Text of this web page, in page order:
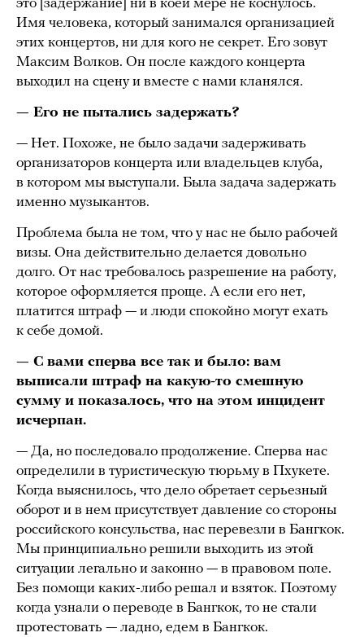
это [задержание] ни в коей мере не коснулось.
Имя человека, который занимался организацией
этих концертов, ни для кого не секрет. Его зовут
Максим Волков. Он после каждого концерта
выходил на сцену и вместе с нами кланялся.
— Его не пытались задержать?
— Нет. Похоже, не было задачи задерживать
организаторов концерта или владельцев клуба,
в котором мы выступали. Была задача задержать
именно музыкантов.
Проблема была не том, что у нас не было рабочей
визы. Она действительно делается довольно
долго. От нас требовалось разрешение на работу,
которое оформляется проще. А если его нет,
платится штраф — и люди спокойно могут ехать
к себе домой.
— С вами сперва все так и было: вам
выписали штраф на какую-то смешную
сумму и показалось, что на этом инцидент
исчерпан.
— Да, но последовало продолжение. Сперва нас
определили в туристическую тюрьму в Пхукете.
Когда выяснилось, что дело обретает серьезный
оборот и в нем присутствует давление со стороны
российского консульства, нас перевезли в Бангкок.
Мы принципиально решили выходить из этой
ситуации легально и законно — в правовом поле.
Без помощи каких-либо решал и взяток. Поэтому
когда узнали о переводе в Бангкок, то не стали
протестовать — ладно, едем в Бангкок.